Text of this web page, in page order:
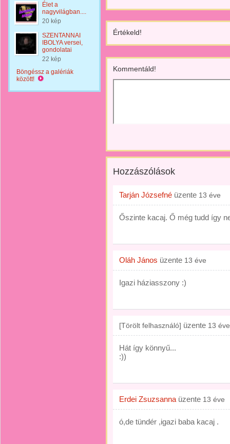
Élet a
nagyvilágban....
20 kép
SZENTANNAI
IBOLYA versei,
gondolatai
22 kép
Böngéssz a galériák
között!
Értékeld!
Kommentáld!
Hozzászólások
Tarján Józsefné üzente 13 éve
Őszinte kacaj. Ő még tudd így
Oláh János üzente 13 éve
Igazi háziasszony :)
[Törölt felhasználó] üzente 13 éve
Hát így könnyű...
:))
Erdei Zsuzsanna üzente 13 éve
ó,de tündér ,igazi baba kacaj .